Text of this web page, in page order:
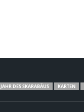
JAHR DES SKARABÄUS KARTEN